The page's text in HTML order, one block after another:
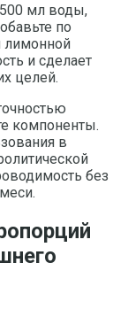
мл воды,
по
лимонной
и сделает
целей.
компоненты.
в
без